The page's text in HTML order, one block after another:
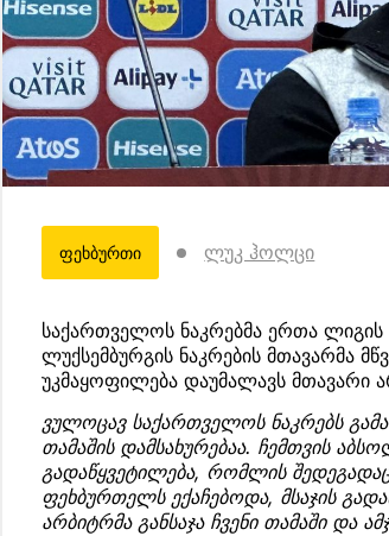
ფეხბურთი ლუკ ჰოლცი
საქართველოს ნაკრებმა ერთა ლიგის
ლუქსემბურგის ნაკრების მთავარმა
უკმაყოფილება დაუმალავს მთავარი
ვულოცავ საქართველოს ნაკრებს
თამაშის დამსახურებაა. ჩემთვის
გადაწყვეტილება, რომლის
ფეხბურთელს ექაჩებოდა, მსაჯის
არბიტრმა განსაჯა ჩვენი თამაში